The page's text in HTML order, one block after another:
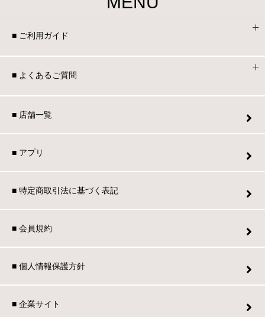
■ ご利用ガイド
■ よくあるご質問
■ 店舗一覧
■ アプリ
■ 特定商取引法に基づく表記
■ 会員規約
■ 個人情報保護方針
■ 企業サイト